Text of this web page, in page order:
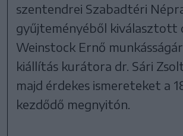
szentendrei Szabadtéri
gyűjteményéből kiválasztott
Weinstock Ernő
kiállítás kurátora dr. Sári
majd érdekes ismereteket a
kezdődő megnyitón.